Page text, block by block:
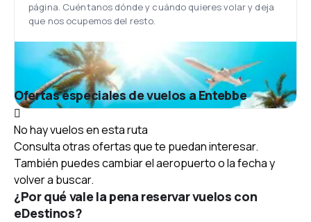
página. Cuéntanos dónde y cuándo quieres volar y deja
que nos ocupemos del resto.
Ofertas especiales de vuelos a Entebbe
No hay vuelos en esta ruta
Consulta otras ofertas que te puedan interesar.
También puedes cambiar el aeropuerto o la fecha y
volver a buscar.
¿Por qué vale la pena reservar vuelos con
eDestinos?